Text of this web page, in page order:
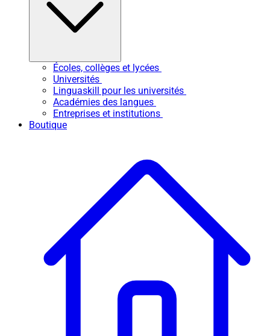
Écoles, collèges et lycées
Universités
Linguaskill pour les universités
Académies des langues
Entreprises et institutions
Boutique